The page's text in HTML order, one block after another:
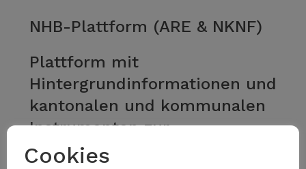
NHB-Plattform (ARE & NKNF)
Plattform mit
Hintergrundinformationen und
kantonalen und kommunalen
Instrumenten zur
Nachhaltigkeitsbeurteilung
Cookies